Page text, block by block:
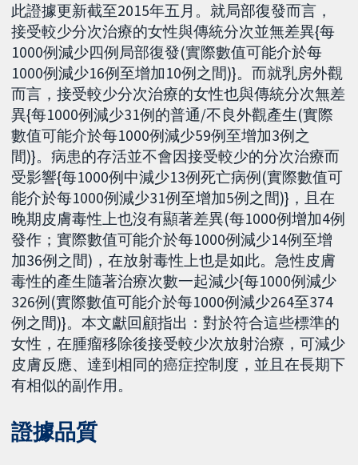
此證據更新截至2015年五月。就局部復發而言，
接受較少分次治療的女性與傳統分次並無差異{每
1000例減少四例局部復發(實際數值可能介於每
1000例減少16例至增加10例之間)}。而就乳房外觀
而言，接受較少分次治療的女性也與傳統分次無差
異{每1000例減少31例的普通/不良外觀產生(實際
數值可能介於每1000例減少59例至增加3例之
間)}。病患的存活並不會因接受較少的分次治療而
受影響{每1000例中減少13例死亡病例(實際數值可
能介於每1000例減少31例至增加5例之間)}，且在
晚期皮膚毒性上也沒有顯著差異(每1000例增加4例
發作；實際數值可能介於每1000例減少14例至增
加36例之間)，在放射毒性上也是如此。急性皮膚
毒性的產生隨著治療次數一起減少{每1000例減少
326例(實際數值可能介於每1000例減少264至374
例之間)}。本文獻回顧指出：對於符合這些標準的
女性，在腫瘤移除後接受較少次放射治療，可減少
皮膚反應、達到相同的癌症控制度，並且在長期下
有相似的副作用。
證據品質